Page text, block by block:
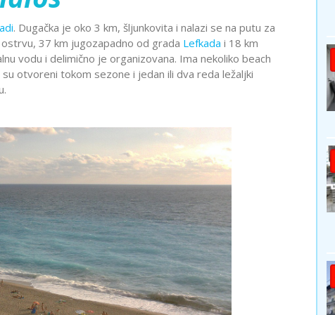
Provansa
Rejkjavik
Temišvar
Valensija
. Dugačka je oko 3 km, šljunkovita i nalazi se na putu za
37 km jugozapadno od grada Lefkada i 18 km
vodu i delimično je organizovana. Ima nekoliko beach
otvoreni tokom sezone i jedan ili dva reda ležaljki